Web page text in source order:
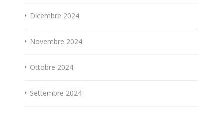
Dicembre 2024
Novembre 2024
Ottobre 2024
Settembre 2024